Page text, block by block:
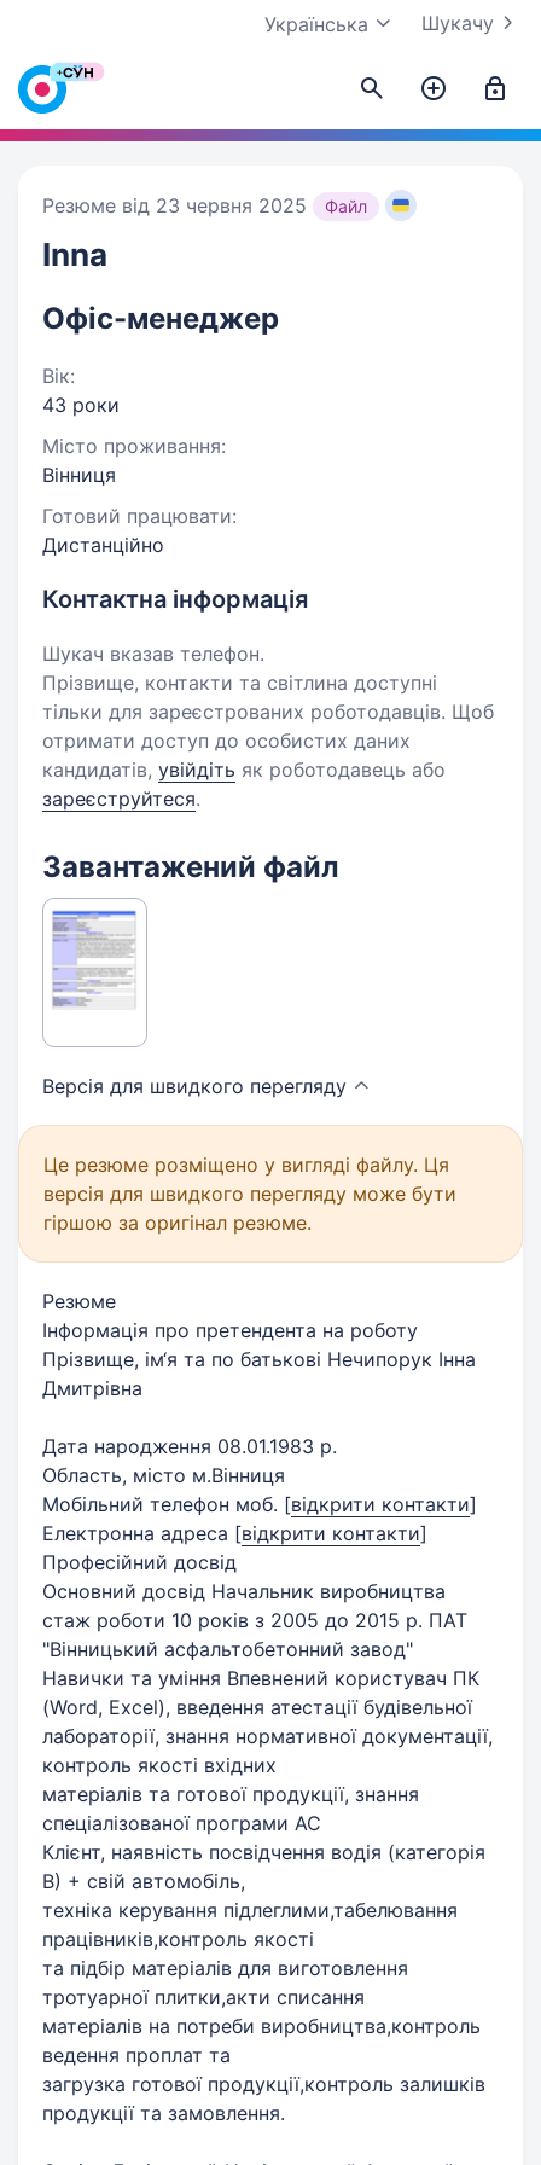
Шукачу
Українська
Резюме від 23 червня 2025 Файл
Inna
Офіс-менеджер
Вік:
43 роки
Місто проживання:
Вінниця
Готовий працювати:
Дистанційно
Контактна інформація
Шукач вказав телефон.
Прізвище, контакти та світлина доступні
тільки для зареєстрованих роботодавців. Щоб
отримати доступ до особистих даних
кандидатів, увійдіть як роботодавець або
зареєструйтеся.
Завантажений файл
Версія для швидкого перегляду
Це резюме розміщено у вигляді файлу. Ця
версія для швидкого перегляду може бути
гіршою за оригінал резюме.
Резюме
Інформація про претендента на роботу
Прізвище, ім‘я та по батькові Нечипорук Інна
Дмитрівна
Дата народження 08.01.1983 р.
Область, місто м.Вінниця
Мобільний телефон моб. [відкрити контакти]
Електронна адреса [відкрити контакти]
Професійний досвід
Основний досвід Начальник виробництва
стаж роботи 10 років з 2005 до 2015 р. ПАТ
"Вінницький асфальтобетонний завод"
Навички та уміння Впевнений користувач ПК
(Word, Excel), введення атестації будівельної
лабораторії, знання нормативної документації,
контроль якості вхідних
матеріалів та готової продукції, знання
спеціалізованої програми АС
Клієнт, наявність посвідчення водія (категорія
В) + свій автомобіль,
техніка керування підлеглими,табелювання
працівників,контроль якості
та підбір матеріалів для виготовлення
тротуарної плитки,акти списання
матеріалів на потреби виробництва,контроль
ведення проплат та
загрузка готової продукції,контроль залишків
продукції та замовлення.